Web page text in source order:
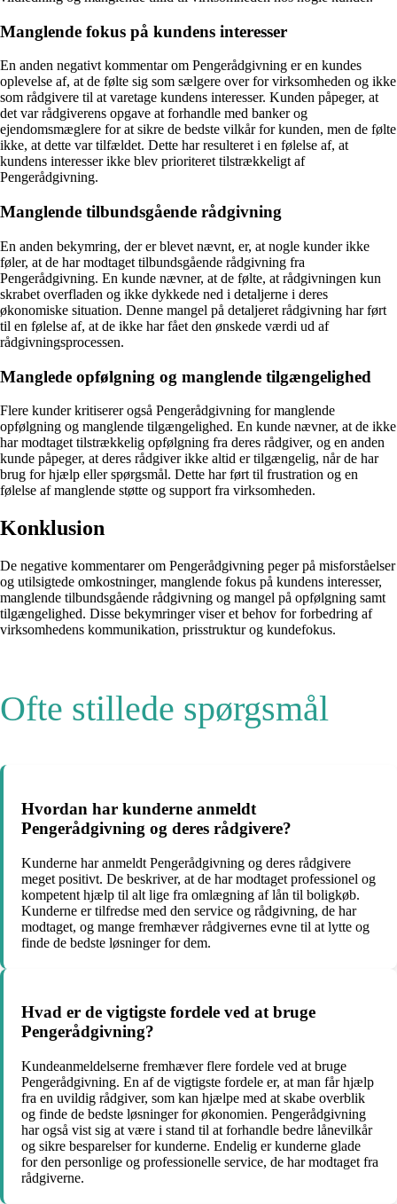
Manglende fokus på kundens interesser
En anden negativt kommentar om Pengerådgivning er en kundes
oplevelse af, at de følte sig som sælgere over for virksomheden og ikke
som rådgivere til at varetage kundens interesser. Kunden påpeger, at
det var rådgiverens opgave at forhandle med banker og
ejendomsmæglere for at sikre de bedste vilkår for kunden, men de følte
ikke, at dette var tilfældet. Dette har resulteret i en følelse af, at
kundens interesser ikke blev prioriteret tilstrækkeligt af
Pengerådgivning.
Manglende tilbundsgående rådgivning
En anden bekymring, der er blevet nævnt, er, at nogle kunder ikke
føler, at de har modtaget tilbundsgående rådgivning fra
Pengerådgivning. En kunde nævner, at de følte, at rådgivningen kun
skrabet overfladen og ikke dykkede ned i detaljerne i deres
økonomiske situation. Denne mangel på detaljeret rådgivning har ført
til en følelse af, at de ikke har fået den ønskede værdi ud af
rådgivningsprocessen.
Manglede opfølgning og manglende tilgængelighed
Flere kunder kritiserer også Pengerådgivning for manglende
opfølgning og manglende tilgængelighed. En kunde nævner, at de ikke
har modtaget tilstrækkelig opfølgning fra deres rådgiver, og en anden
kunde påpeger, at deres rådgiver ikke altid er tilgængelig, når de har
brug for hjælp eller spørgsmål. Dette har ført til frustration og en
følelse af manglende støtte og support fra virksomheden.
Konklusion
De negative kommentarer om Pengerådgivning peger på misforståelser
og utilsigtede omkostninger, manglende fokus på kundens interesser,
manglende tilbundsgående rådgivning og mangel på opfølgning samt
tilgængelighed. Disse bekymringer viser et behov for forbedring af
virksomhedens kommunikation, prisstruktur og kundefokus.
Ofte stillede spørgsmål
Hvordan har kunderne anmeldt
Pengerådgivning og deres rådgivere?
Kunderne har anmeldt Pengerådgivning og deres rådgivere
meget positivt. De beskriver, at de har modtaget professionel og
kompetent hjælp til alt lige fra omlægning af lån til boligkøb.
Kunderne er tilfredse med den service og rådgivning, de har
modtaget, og mange fremhæver rådgivernes evne til at lytte og
finde de bedste løsninger for dem.
Hvad er de vigtigste fordele ved at bruge
Pengerådgivning?
Kundeanmeldelserne fremhæver flere fordele ved at bruge
Pengerådgivning. En af de vigtigste fordele er, at man får hjælp
fra en uvildig rådgiver, som kan hjælpe med at skabe overblik
og finde de bedste løsninger for økonomien. Pengerådgivning
har også vist sig at være i stand til at forhandle bedre lånevilkår
og sikre besparelser for kunderne. Endelig er kunderne glade
for den personlige og professionelle service, de har modtaget fra
rådgiverne.